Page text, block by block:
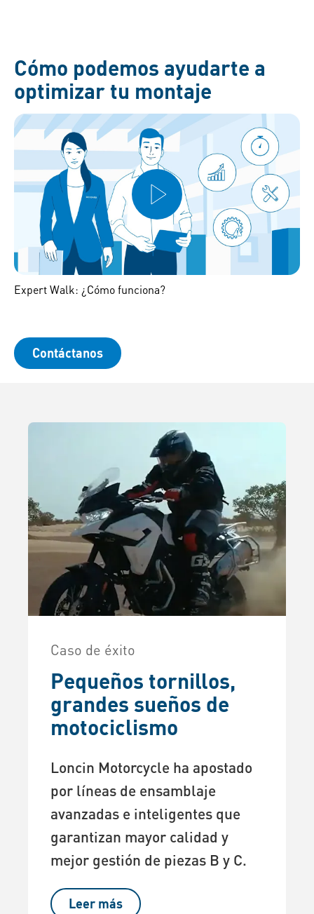
Cómo podemos ayudarte a
optimizar tu montaje
Expert Walk: ¿Cómo funciona?
Contáctanos
Caso de éxito
Pequeños tornillos,
grandes sueños de
motociclismo
Loncin Motorcycle ha apostado
por líneas de ensamblaje
avanzadas e inteligentes que
garantizan mayor calidad y
mejor gestión de piezas B y C.
Leer más